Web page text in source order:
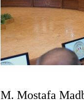
M. Mostafa